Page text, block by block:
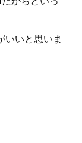
いいと思いま